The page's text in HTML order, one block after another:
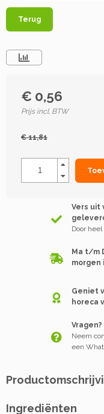
Terug
€ 0,56
Prijs incl. BTW
€ 11,81
Vers uit
Door
Ma t/m
morgen
Geniet
horeca
Vragen?
Neem
een
Ingrediënten